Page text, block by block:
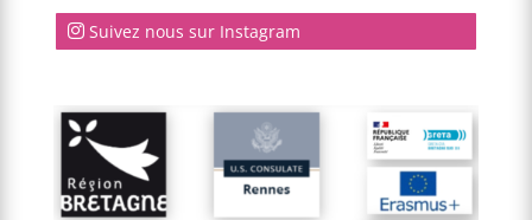
Suivez nous sur Instagram